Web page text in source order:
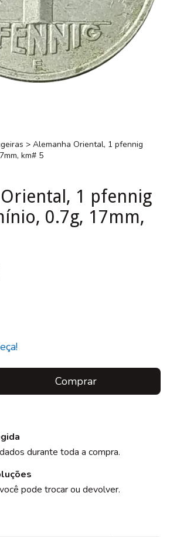
> Alemanha Oriental, 1 pfennig
km# 5
1 pfennig
0.7g, 17mm,
durante toda a compra.
pode trocar ou devolver.